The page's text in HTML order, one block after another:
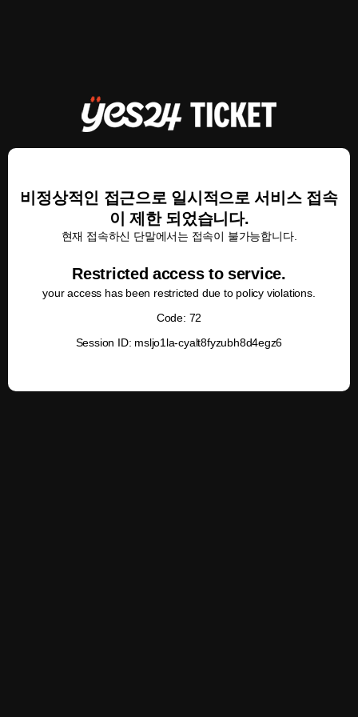
비정상적인 접근으로 일시적으로 서비스 접속
이 제한 되었습니다.
현재 접속하신 단말에서는 접속이 불가능합니다.
Restricted access to service.
your access has been restricted due to policy violations.
Code: 72
Session ID: msljo1la-cyalt8fyzubh8d4egz6